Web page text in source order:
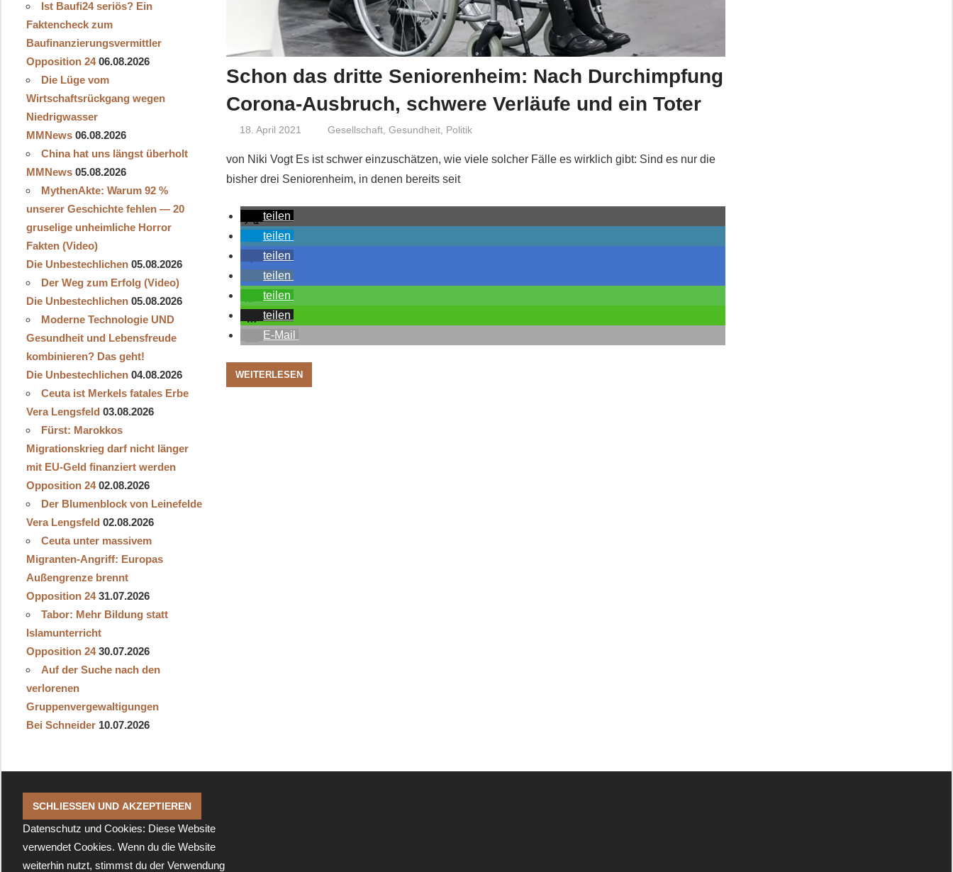
Schon das dritte Seniorenheim: Nach Durchimpfung
Corona-Ausbruch, schwere Verläufe und ein Toter
18. April 2021 Niki Vogt
Gesellschaft, Gesundheit, Politik
von Niki Vogt Es ist schwer einzuschätzen, wie viele solcher Fälle es wirklich gibt: Sind es nur die
bisher drei Seniorenheim, in denen bereits seit
teilen
teilen
teilen
teilen
teilen
teilen
E-Mail
WEITERLESEN
Ist Baufi24 seriös? Ein
Faktencheck zum
Baufinanzierungsvermittler
Opposition 24 06.08.2026
Die Lüge vom
Wirtschaftsrückgang wegen
Niedrigwasser
MMNews 06.08.2026
China hat uns längst überholt
MMNews 05.08.2026
MythenAkte: Warum 92 %
unserer Geschichte fehlen — 20
gruselige unheimliche Horror
Fakten (Video)
Die Unbestechlichen 05.08.2026
Der Weg zum Erfolg (Video)
Die Unbestechlichen 05.08.2026
Moderne Technologie UND
Gesundheit und Lebensfreude
kombinieren? Das geht!
Die Unbestechlichen 04.08.2026
Ceuta ist Merkels fatales Erbe
Vera Lengsfeld 03.08.2026
Fürst: Marokkos
Migrationskrieg darf nicht länger
mit EU-Geld finanziert werden
Opposition 24 02.08.2026
Der Blumenblock von Leinefelde
Vera Lengsfeld 02.08.2026
Ceuta unter massivem
Migranten-Angriff: Europas
Außengrenze brennt
Opposition 24 31.07.2026
Tabor: Mehr Bildung statt
Islamunterricht
Opposition 24 30.07.2026
Auf der Suche nach den
verlorenen
Gruppenvergewaltigungen
Bei Schneider 10.07.2026
Datenschutz und Cookies: Diese Website
verwendet Cookies. Wenn du die Website
weiterhin nutzt, stimmst du der Verwendung